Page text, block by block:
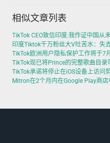
相似文章列表
TikTok CEO致信印度:我作证中国从
印度Tiktok千万粉丝大V吐苦水：失
TikTok欧洲用户隐私保护工作将于7
TikTok现已将Prince的完整歌曲目录
TikTok承诺将停止在iOS设备上访问
Mitron在2个月内在Google Play商